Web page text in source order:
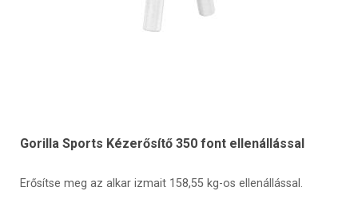
Gorilla Sports Kézerősítő 350 font ellenállással
Erősítse meg az alkar izmait 158,55 kg-os ellenállással.